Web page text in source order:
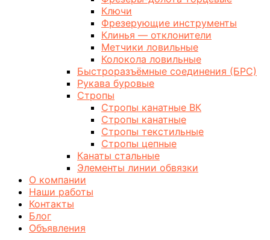
Ключи
Фрезерующие инструменты
Клинья — отклонители
Метчики ловильные
Колокола ловильные
Быстроразъёмные соединения (БРС)
Рукава буровые
Стропы
Стропы канатные ВК
Стропы канатные
Стропы текстильные
Стропы цепные
Канаты стальные
Элементы линии обвязки
О компании
Наши работы
Контакты
Блог
Объявления